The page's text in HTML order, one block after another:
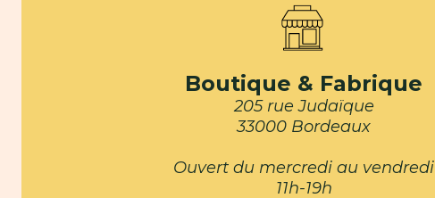
Boutique & Fabrique
205 rue Judaïque
33000 Bordeaux
Ouvert du mercredi au vendredi
11h-19h